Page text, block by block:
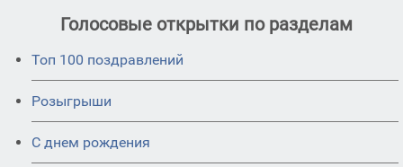
Голосовые открытки по разделам
Топ 100 поздравлений
Розыгрыши
С днем рождения